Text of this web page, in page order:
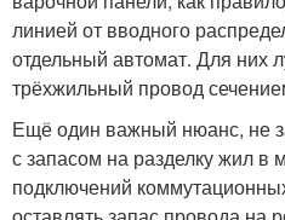
линией от вводного
отдельный автомат. Для них
трёхжильный провод
Ещё один важный нюанс, не
с запасом на разделку жил в
подключений